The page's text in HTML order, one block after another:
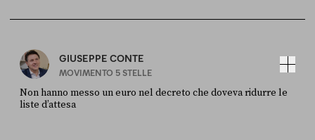
GIUSEPPE CONTE
MOVIMENTO 5 STELLE
Non hanno messo un euro nel decreto che doveva ridurre le
liste d’attesa